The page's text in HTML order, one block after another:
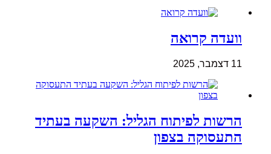
וועדה קרואה
11 דצמבר, 2025
הרשות לפיתוח הגליל: השקעה בעתיד
התעסוקה בצפון